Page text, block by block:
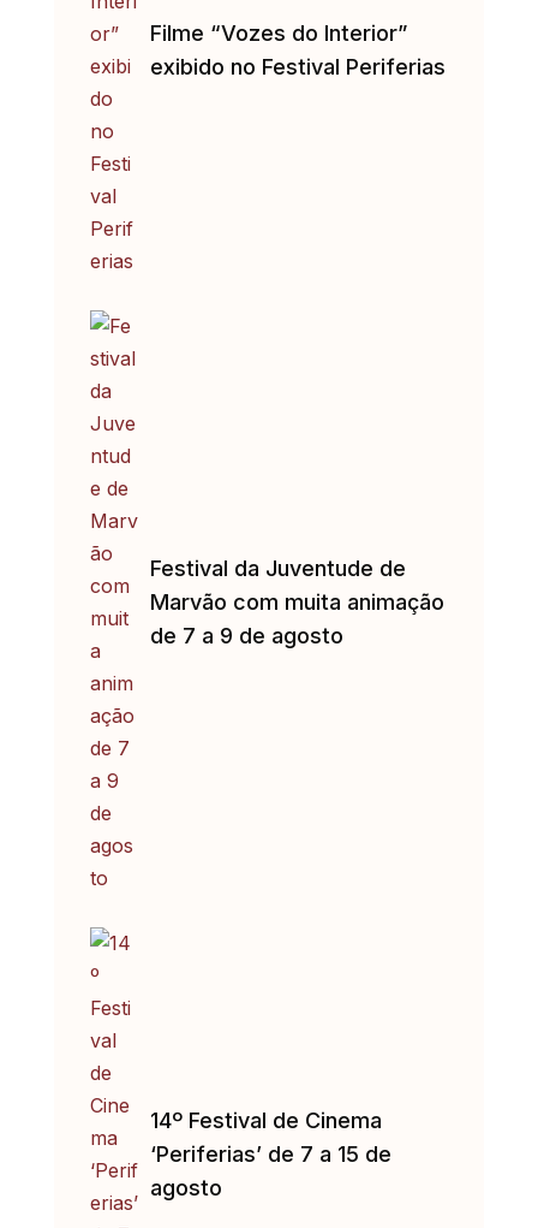
Filme “Vozes do Interior”
exibido no Festival Periferias
Festival da Juventude de
Marvão com muita animação
de 7 a 9 de agosto
14º Festival de Cinema
‘Periferias’ de 7 a 15 de
agosto